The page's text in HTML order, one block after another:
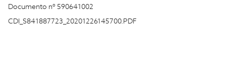
Documento nº 590641002
CDI_S841887723_20201226145700.PDF